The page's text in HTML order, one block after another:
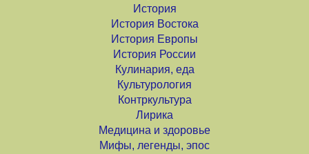
История
История Востока
История Европы
История России
Кулинария, еда
Культурология
Контркультура
Лирика
Медицина и здоровье
Мифы, легенды, эпос